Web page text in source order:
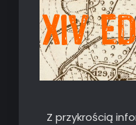
Z przykrością